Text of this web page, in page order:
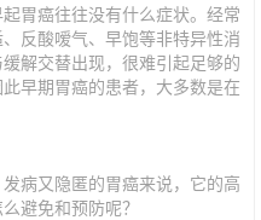
胃癌往往没有什么症状。经常
反酸嗳气、早饱等非特异性消
解交替出现，很难引起足够的
早期胃癌的患者，大多数是在
病又隐匿的胃癌来说，它的高
避免和预防呢？